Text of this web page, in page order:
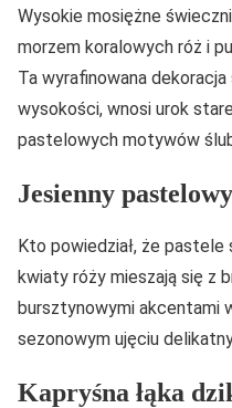
Wysokie mosiężne
morzem koralowych róż i
Ta wyrafinowana
wysokości, wnosi urok
pastelowych motywów
Jesienny
Kto powiedział, że pastele
kwiaty róży mieszają się z
bursztynowymi akcentami
sezonowym ujęciu
Kapryśna łąka